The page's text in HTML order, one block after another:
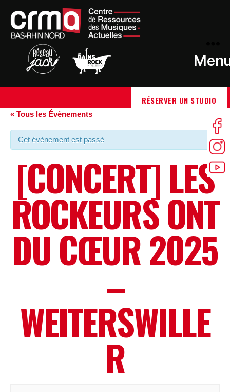
RÉSERVER UN STUDIO
« Tous les Évènements
Cet évènement est passé
[CONCERT] LES
ROCKEURS ONT
DU CŒUR 2025
–
WEITERSWILLE
R